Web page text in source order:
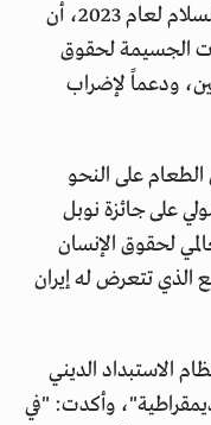
"إنستغرام"، عشية منحها جائزة نوبل للسلام لعام 2023، أن
الجسيمة لحقوق
ودعماً لإضراب
على النحو
على جائزة نوبل
العالمي لحقوق الإنسان
الذي تتعرض له إيران
الاستبداد الديني
وأكدت: "في